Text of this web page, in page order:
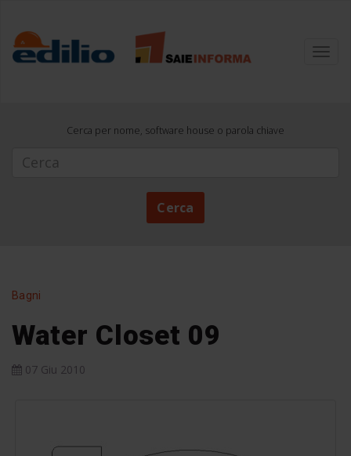
Cerca per nome, software house o parola chiave
Cerca
Bagni
Water Closet 09
07 Giu 2010